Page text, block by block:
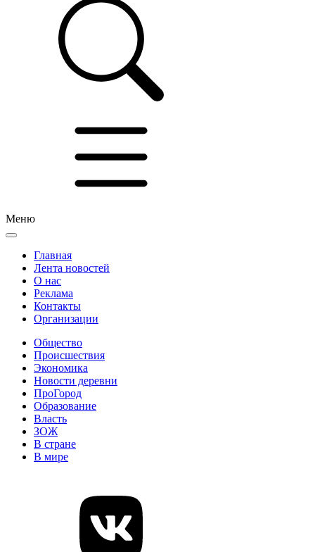
Меню
Главная
Лента новостей
О нас
Реклама
Контакты
Организации
Общество
Происшествия
Экономика
Новости деревни
ПроГород
Образование
Власть
ЗОЖ
В стране
В мире